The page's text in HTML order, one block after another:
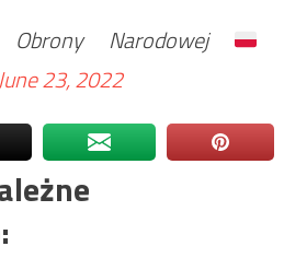
Narodowej
23, 2022